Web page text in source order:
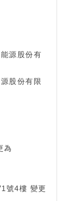
源股份有
股份有限
為
號4樓 變更